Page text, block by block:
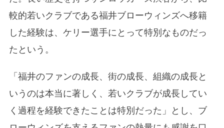
較的若いクラブである福井ブローウィンズへ移籍
した経験は、ケリー選手にとって特別なものだっ
たという。
「福井のファンの成長、街の成長、組織の成長と
いうのは本当に著しく、若いクラブが成長してい
く過程を経験できたことは特別だった」とし、ブ